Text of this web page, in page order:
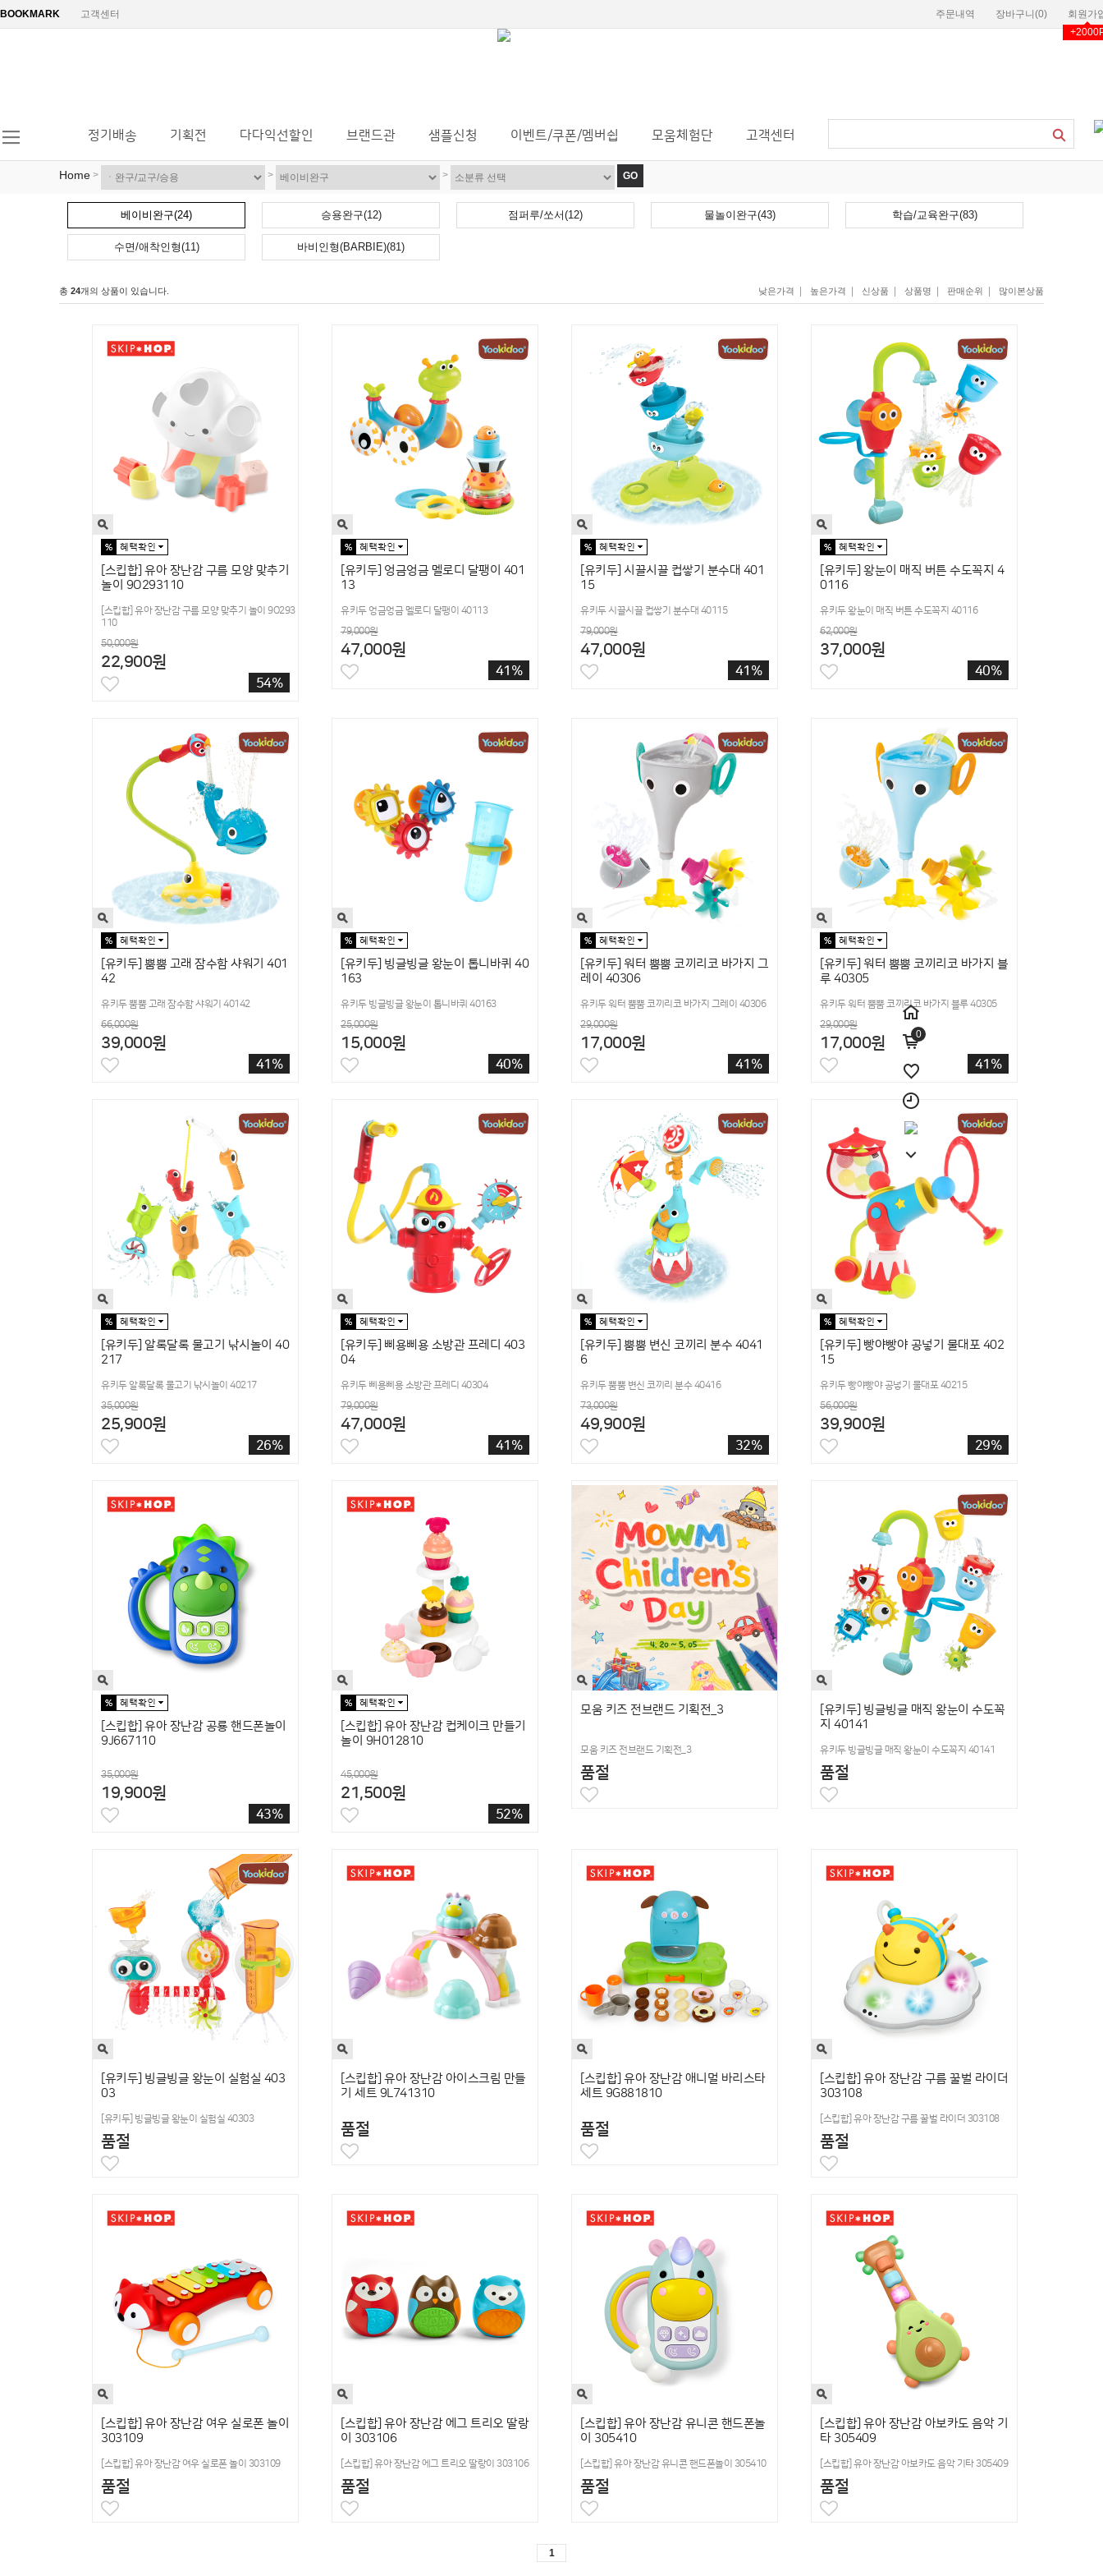
0
BOOKMARK 고객센터
회원가
장바구니(0)
주문내역
정기배송 기획전 다다익선할인 브랜드관 샘플신청 이벤트/쿠폰/멤버쉽 모움체험단 고객센터
Home > > > GO
베이비완구(24) 승용완구(12) 점퍼루/쏘서(12) 물놀이완구(43) 학습/교육완구(83)
수면/애착인형(11) 바비인형(BARBIE)(81)
총 24개의 상품이 있습니다. 낮은가격 높은가격 신상품 상품명 판매순위 많이본상품
[스킵합] 유아 장난감 구름 모양 맞추기
놀이 9O293110
[스킵합] 유아 장난감 구름 모양 맞추기 놀이 9O293
110
50,000원
22,900원
54%
[유키두] 엉금엉금 멜로디 달팽이 401
13
유키두 엉금엉금 멜로디 달팽이 40113
79,000원
47,000원
41%
[유키두] 시끌시끌 컵쌓기 분수대 401
15
유키두 시끌시끌 컵쌓기 분수대 40115
79,000원
47,000원
41%
[유키두] 왕눈이 매직 버튼 수도꼭지 4
0116
유키두 왕눈이 매직 버튼 수도꼭지 40116
62,000원
37,000원
40%
[유키두] 뿜뿜 고래 잠수함 샤워기 401
42
유키두 뿜뿜 고래 잠수함 샤워기 40142
66,000원
39,000원
41%
[유키두] 빙글빙글 왕눈이 톱니바퀴 40
163
유키두 빙글빙글 왕눈이 톱니바퀴 40163
25,000원
15,000원
40%
[유키두] 워터 뿜뿜 코끼리코 바가지 그
레이 40306
유키두 워터 뿜뿜 코끼리코 바가지 그레이 40306
29,000원
17,000원
41%
[유키두] 워터 뿜뿜 코끼리코 바가지 블
루 40305
유키두 워터 뿜뿜 코끼리코 바가지 블루 40305
29,000원
17,000원
41%
[유키두] 알록달록 물고기 낚시놀이 40
217
유키두 알록달록 물고기 낚시놀이 40217
35,000원
25,900원
26%
[유키두] 삐용삐용 소방관 프레디 403
04
유키두 삐용삐용 소방관 프레디 40304
79,000원
47,000원
41%
[유키두] 뿜뿜 변신 코끼리 분수 4041
6
유키두 뿜뿜 변신 코끼리 분수 40416
73,000원
49,900원
32%
[유키두] 빵야빵야 공넣기 물대포 402
15
유키두 빵야빵야 공넣기 물대포 40215
56,000원
39,900원
29%
[스킵합] 유아 장난감 공룡 핸드폰놀이
9J667110
35,000원
19,900원
43%
[스킵합] 유아 장난감 컵케이크 만들기
놀이 9H012810
45,000원
21,500원
52%
모움 키즈 전브랜드 기획전_3
모움 키즈 전브랜드 기획전_3
품절
[유키두] 빙글빙글 매직 왕눈이 수도꼭
지 40141
유키두 빙글빙글 매직 왕눈이 수도꼭지 40141
품절
[유키두] 빙글빙글 왕눈이 실험실 403
03
[유키두] 빙글빙글 왕눈이 실험실 40303
품절
[스킵합] 유아 장난감 아이스크림 만들
기 세트 9L741310
품절
[스킵합] 유아 장난감 애니멀 바리스타
세트 9G881810
품절
[스킵합] 유아 장난감 구름 꿀벌 라이더
303108
[스킵합] 유아 장난감 구름 꿀벌 라이더 303108
품절
[스킵합] 유아 장난감 여우 실로폰 놀이
303109
[스킵합] 유아 장난감 여우 실로폰 놀이 303109
품절
[스킵합] 유아 장난감 에그 트리오 딸랑
이 303106
[스킵합] 유아 장난감 에그 트리오 딸랑이 303106
품절
[스킵합] 유아 장난감 유니콘 핸드폰놀
이 305410
[스킵합] 유아 장난감 유니콘 핸드폰놀이 305410
품절
[스킵합] 유아 장난감 아보카도 음악 기
타 305409
[스킵합] 유아 장난감 아보카도 음악 기타 305409
품절
1